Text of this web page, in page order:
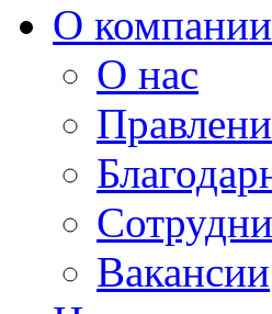
О компании
О нас
Вакансии